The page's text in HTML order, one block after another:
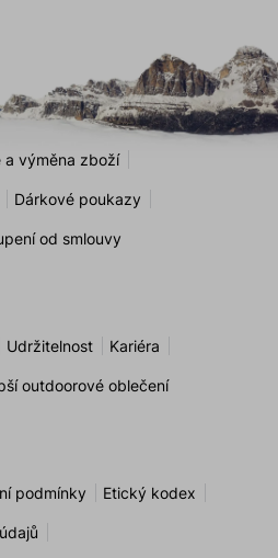
a výměna zboží
Dárkové poukazy
od smlouvy
Udržitelnost Kariéra
outdoorové oblečení
podmínky Etický kodex